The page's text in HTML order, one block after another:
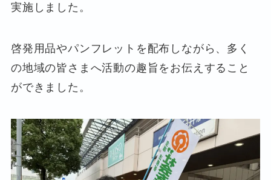
実施しました。
啓発用品やパンフレットを配布しながら、多く
の地域の皆さまへ活動の趣旨をお伝えすること
ができました。